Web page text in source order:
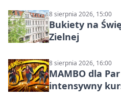
8 sierpnia 2026, 15:00
Bukiety na
Zielnej
8 sierpnia 2026, 16:00
MAMBO dla
intensywny